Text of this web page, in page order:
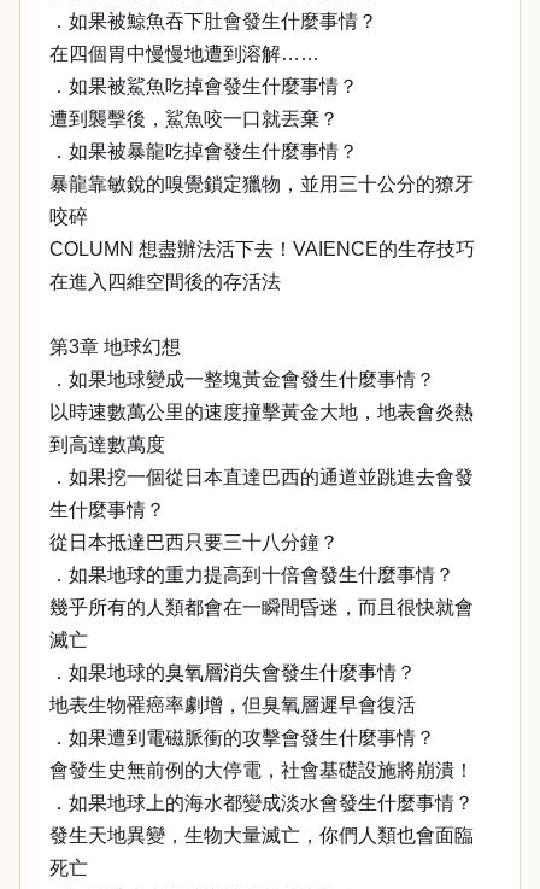
．如果被鯨魚吞下肚會發生什麼事情？
在四個胃中慢慢地遭到溶解……
．如果被鯊魚吃掉會發生什麼事情？
遭到襲擊後，鯊魚咬一口就丟棄？
．如果被暴龍吃掉會發生什麼事情？
暴龍靠敏銳的嗅覺鎖定獵物，並用三十公分的獠牙
咬碎
COLUMN 想盡辦法活下去！VAIENCE的生存技巧
在進入四維空間後的存活法
第3章 地球幻想
．如果地球變成一整塊黃金會發生什麼事情？
以時速數萬公里的速度撞擊黃金大地，地表會炎熱
到高達數萬度
．如果挖一個從日本直達巴西的通道並跳進去會發
生什麼事情？
從日本抵達巴西只要三十八分鐘？
．如果地球的重力提高到十倍會發生什麼事情？
幾乎所有的人類都會在一瞬間昏迷，而且很快就會
滅亡
．如果地球的臭氧層消失會發生什麼事情？
地表生物罹癌率劇增，但臭氧層遲早會復活
．如果遭到電磁脈衝的攻擊會發生什麼事情？
會發生史無前例的大停電，社會基礎設施將崩潰！
．如果地球上的海水都變成淡水會發生什麼事情？
發生天地異變，生物大量滅亡，你們人類也會面臨
死亡